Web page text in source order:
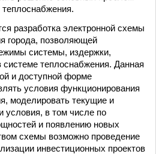
разработка электронной схемы
города, позволяющей
системы, издержки,
системе теплоснабжения. Данная
и доступной форме
условия функционирования
моделировать текущие и
условия, в том числе по
и появлению новых
схемы возможно проведение
инвестиционных проектов